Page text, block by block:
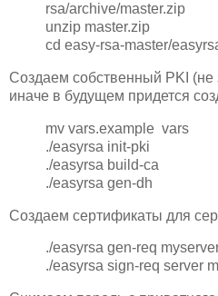
rsa/archive/master.zip
unzip master.zip
cd easy-rsa-master/
Создаем собственный PKI (не
иначе в будущем придется
mv vars.example vars
./easyrsa init-pki
./easyrsa build-ca
./easyrsa gen-dh
Создаем сертификаты для
./easyrsa gen-req
./easyrsa sign-req server